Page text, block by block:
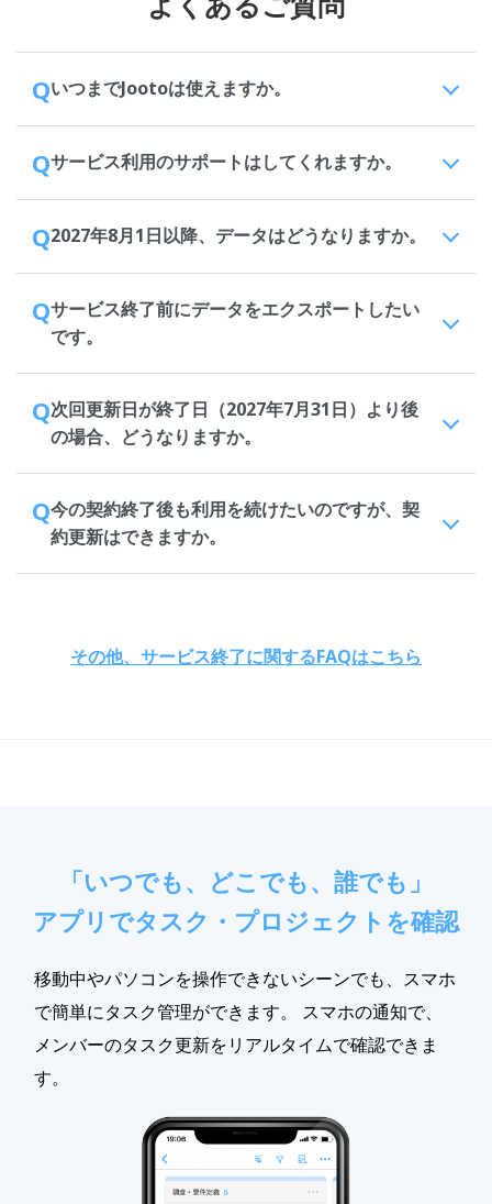
QいつまでJootoは使えますか。
Qサービス利用のサポートはしてくれますか。
Q2027年8月1日以降、データはどうなりますか。
Qサービス終了前にデータをエクスポートしたい
です。
Q次回更新日が終了日（2027年7月31日）より後
の場合、どうなりますか。
Q今の契約終了後も利用を続けたいのですが、契
約更新はできますか。
その他、サービス終了に関するFAQはこちら
「いつでも、どこでも、誰でも」
アプリでタスク・プロジェクトを確認
移動中やパソコンを操作できないシーンでも、スマホ
で簡単にタスク管理ができます。 スマホの通知で、
メンバーのタスク更新をリアルタイムで確認できま
す。